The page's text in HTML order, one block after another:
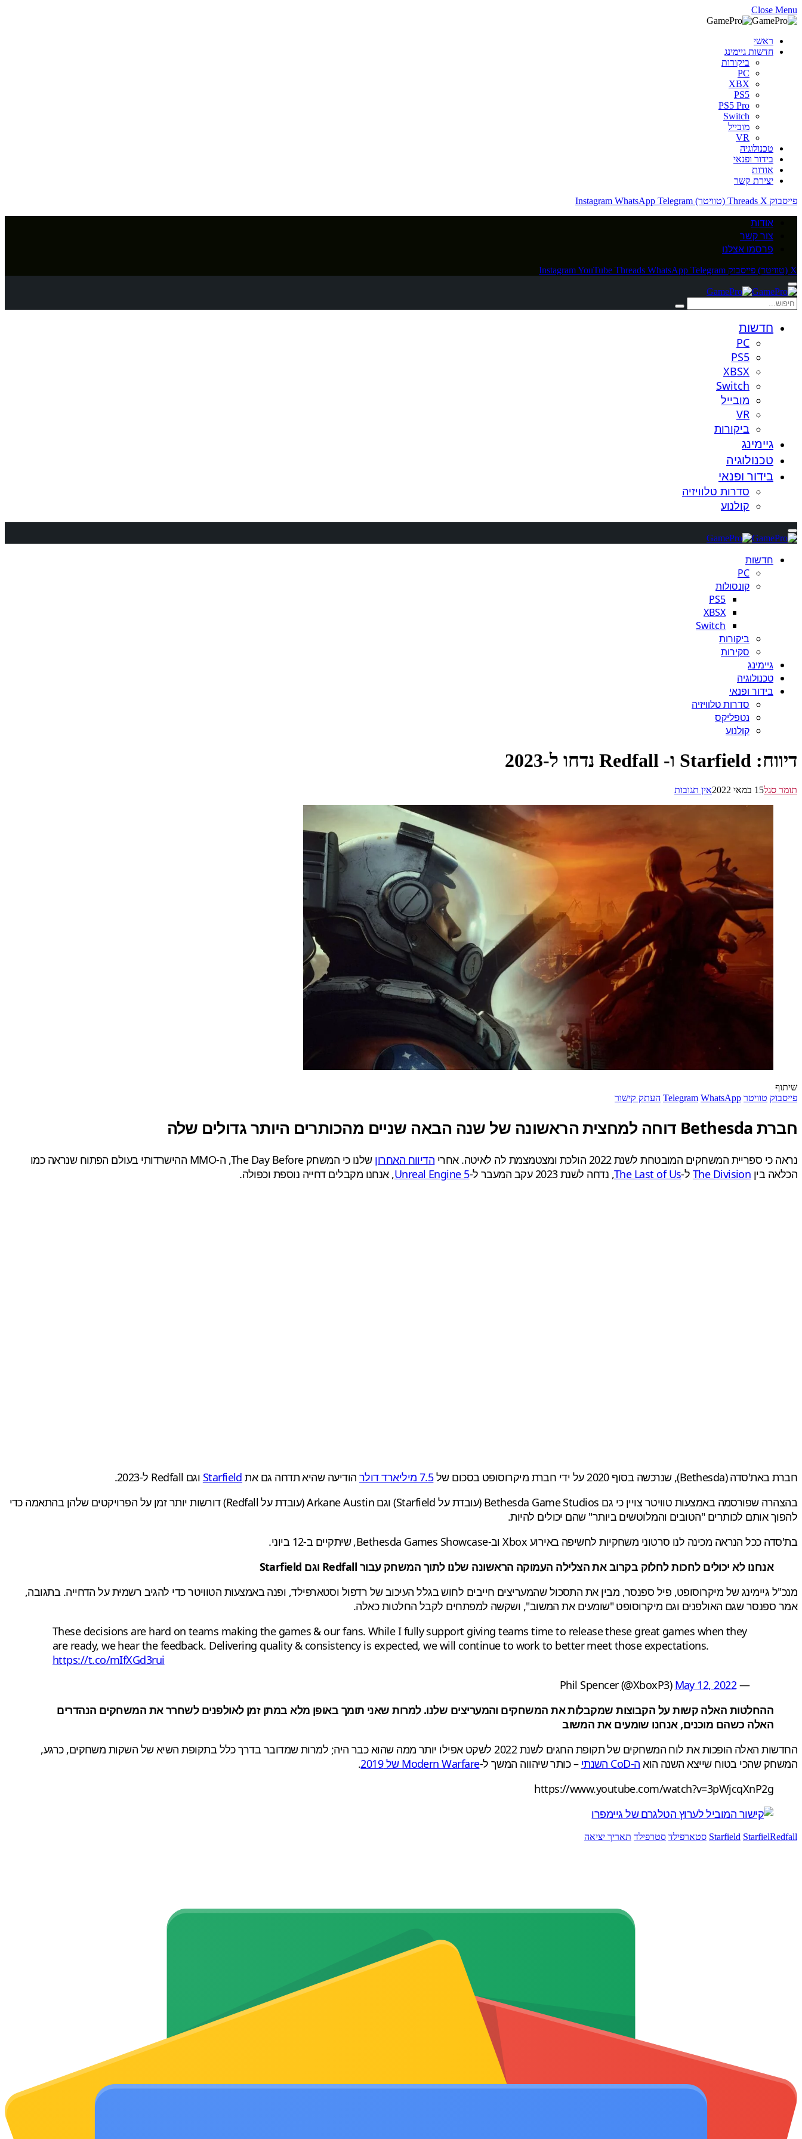
Close Menu
ראשי
חדשות גיימינג
ביקורות
PC
XBX
PS5
PS5 Pro
Switch
מובייל
VR
טכנולוגיה
בידור ופנאי
אודות
יצירת קשר
פייסבוק
Threads X (טוויטר) Instagram WhatsApp Telegram
אודות
צור קשר
פרסמו אצלנו
X (טוויטר) פייסבוק InstagramYouTube Threads WhatsApp Telegram
חדשות
PC
PS5
XBSX
Switch
מובייל
VR
ביקורות
גיימינג
טכנולוגיה
בידור ופנאי
סדרות טלוויזיה
קולנוע
חדשות
PC
קונסולות
PS5
XBSX
Switch
ביקורות
סקירות
גיימינג
טכנולוגיה
בידור ופנאי
סדרות טלוויזיה
נטפליקס
קולנוע
דיווח: Starfield ו- Redfall נדחו ל-2023
תומר סגל15 במאי 2022 אין תגובות
שיתוף
פייסבוק טוויטר Telegram WhatsApp העתק קישור
חברת Bethesda דוחה למחצית הראשונה של שנה הבאה שניים מהכותרים היותר גדולים שלה
נראה כי ספריית המשחקים המובטחת לשנת 2022 הולכת ומצטמצמת לה לאיטה. אחרי הדיווח האחרון
שלנו כי המשחק The Day Before, ה-MMO ההישרדותי בעולם הפתוח שנראה כמו
הכלאה בין The Division ל-The Last of Us, נדחה לשנת 2023 עקב המעבר ל- Unreal Engine 5, אנחנו מקבלים דחייה נוספת וכפולה.
חברת באת'סדה (Bethesda), שנרכשה בסוף 2020 על ידי חברת מיקרוסופט בסכום של 7.5 מיליארד דולר הודיעה שהיא תדחה גם את Starfield וגם Redfall ל-2023.
בהצהרה שפורסמה באמצעות טוויטר צויין כי גם Bethesda Game Studios (עובדת על Starfield) וגם Arkane Austin (עובדת על Redfall) דורשות יותר זמן על הפרויקטים שלהן בהתאמה כדי
להפוך אותם לכותרים "הטובים והמלוטשים ביותר" שהם יכולים להיות.
בת'סדה ככל הנראה מכינה לנו סרטוני משחקיות לחשיפה באירוע Xbox וב-Bethesda Games Showcase, שיתקיים ב-12 ביוני.
אנחנו לא יכולים לחכות לחלוק בקרוב את הצלילה העמוקה הראשונה שלנו לתוך המשחק עבור Redfall וגם Starfield
מנכ"ל גיימינג של מיקרוסופט, פיל ספנסר, מבין את התסכול שהמעריצים חייבים לחוש בגלל העיכוב של רדפול וסטארפילד, ופנה באמצעות הטוויטר כדי להגיב רשמית על הדחייה. בתגובה,
אמר ספנסר שגם האולפנים וגם מיקרוסופט "שומעים את המשוב", ושקשה למפתחים לקבל החלטות כאלה.
These decisions are hard on teams making the games & our fans. While I fully support giving teams time to release these great games when they
are ready, we hear the feedback. Delivering quality & consistency is expected, we will continue to work to better meet those expectations.
https://t.co/mIfXGd3rui
— Phil Spencer (@XboxP3)
May 12, 2022
ההחלטות האלה קשות על הקבוצות שמקבלות את המשחקים והמעריצים שלנו. למרות שאני תומך באופן מלא במתן זמן לאולפנים לשחרר את המשחקים הנהדרים
האלה כשהם מוכנים, אנחנו שומעים את המשוב
החדשות האלה הופכות את לוח המשחקים של תקופת החגים לשנת 2022 לשקט אפילו יותר ממה שהוא כבר היה; למרות שמדובר בדרך כלל בתקופת השיא של השקות משחקים, כרגע,
המשחק שהכי בטוח שייצא השנה הוא ה-CoD השנתי – כותר שיהווה המשך ל-Modern Warfare של 2019
.
https://www.youtube.com/watch?v=3pWjcqXnP2g
Starfield StarfielRedfall סטארפילד סטרפילד תאריך יציאה